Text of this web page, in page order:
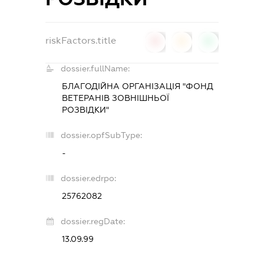
riskFactors.title
dossier.fullName:
БЛАГОДІЙНА ОРГАНІЗАЦІЯ "ФОНД
ВЕТЕРАНІВ ЗОВНІШНЬОЇ
РОЗВІДКИ"
dossier.opfSubType:
-
dossier.edrpo:
25762082
dossier.regDate:
13.09.99